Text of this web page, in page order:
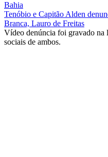
Bahia
Tenóbio e Capitão Alden
Branca, Lauro de Freitas
Vídeo denúncia foi gravado na
sociais de ambos.